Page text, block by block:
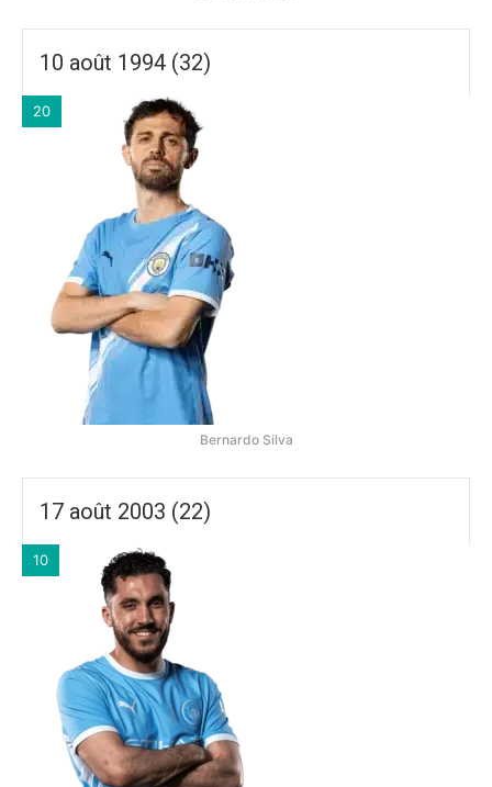
10 août 1994 (32)
20
Bernardo Silva
17 août 2003 (22)
10